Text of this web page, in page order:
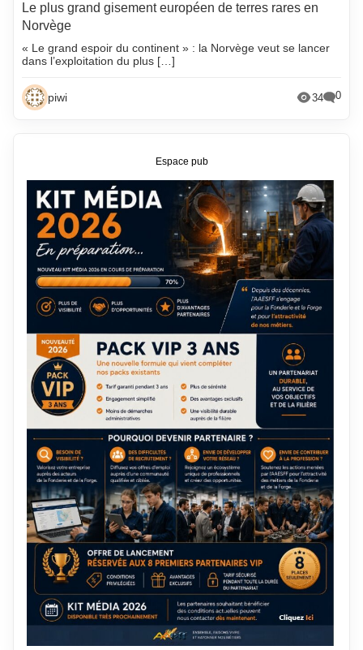
Le plus grand gisement européen de terres rares en
Norvège
« Le grand espoir du continent » : la Norvège veut se lancer
dans l’exploitation du plus […]
piwi 34 0
Espace pub